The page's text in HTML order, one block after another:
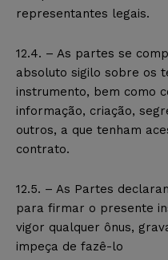
representantes legais.
12.4. – As partes se
absoluto sigilo sobre os
instrumento, bem como
informação, criação,
outros, a que tenham
contrato.
12.5. – As Partes
para firmar o presente
vigor qualquer ônus,
impeça de fazê-lo